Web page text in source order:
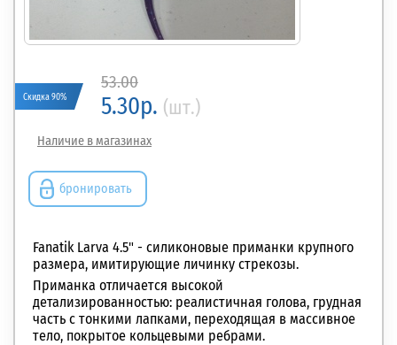
Скидка 90%
53.00
5.30р. (шт.)
Наличие в магазинах
бронировать
Fanatik Larva 4.5" - силиконовые приманки крупного
размера, имитирующие личинку стрекозы.
Приманка отличается высокой
детализированностью: реалистичная голова, грудная
часть с тонкими лапками, переходящая в массивное
тело, покрытое кольцевыми ребрами.